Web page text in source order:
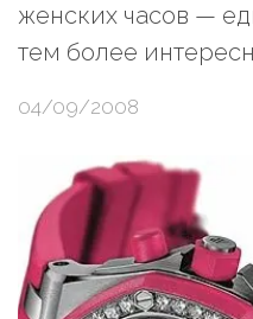
женских часов —
тем более
04/09/2008